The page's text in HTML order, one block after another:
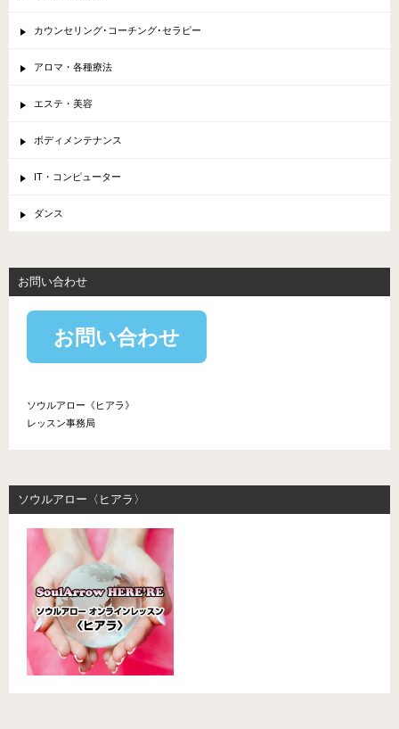
カウンセリング･コーチング･セラピー
アロマ・各種療法
エステ・美容
ボディメンテナンス
IT・コンピューター
ダンス
お問い合わせ
お問い合わせ
ソウルアロー《ヒアラ》
レッスン事務局
ソウルアロー〈ヒアラ〉